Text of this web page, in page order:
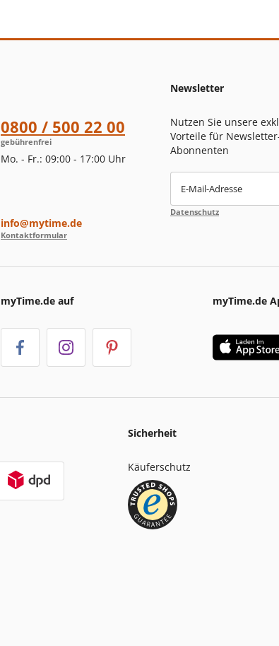
0800 / 500 22 00
gebührenfrei
Mo. - Fr.: 09:00 - 17:00 Uhr
info@mytime.de
Kontaktformular
Newsletter
Nutzen Sie unsere
Vorteile für
Abonnenten
E-Mail-Adresse
Datenschutz
myTime.de auf myTime.de
Sicherheit
Käuferschutz